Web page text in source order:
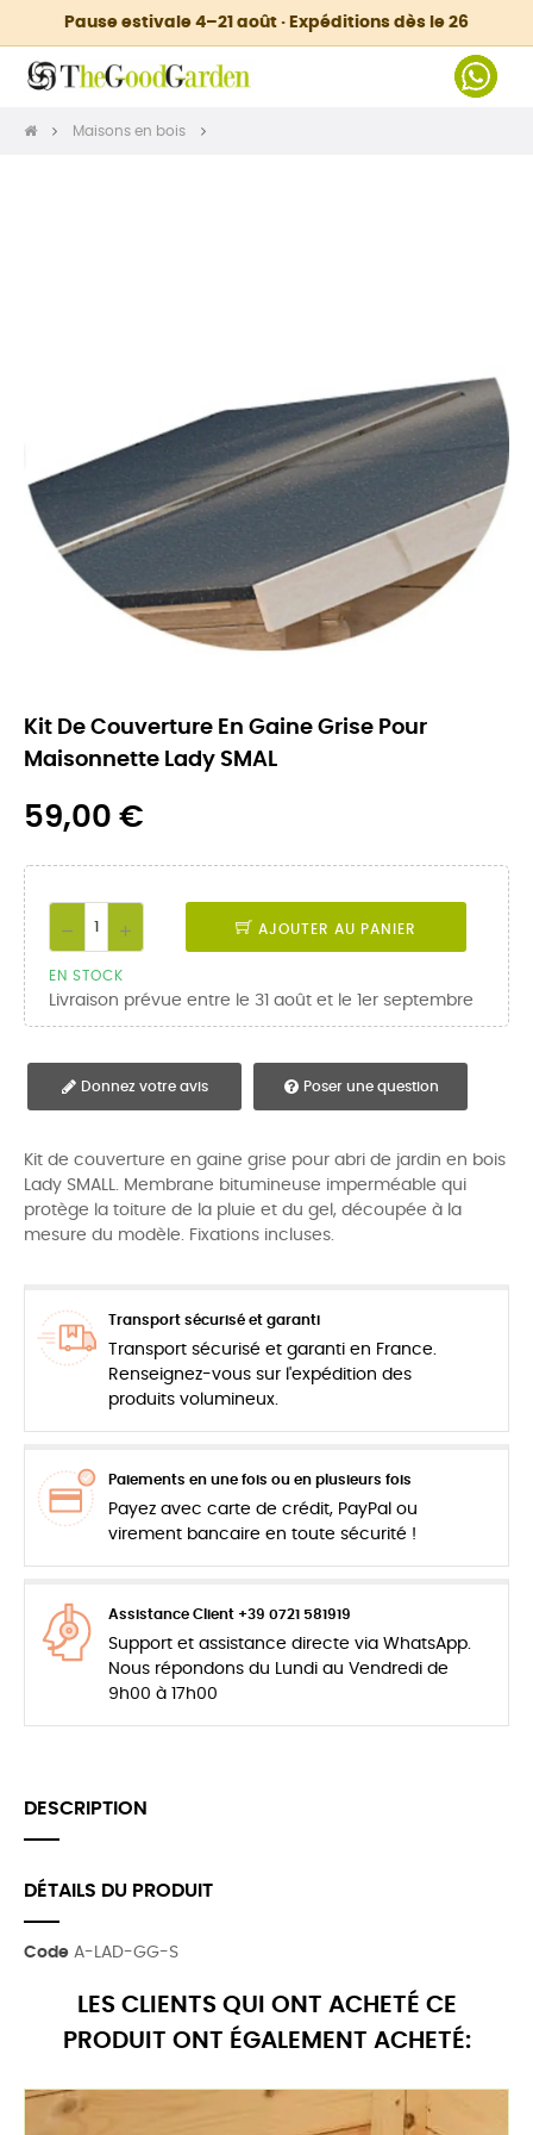
Pause estivale 4–21 août · Expéditions dès le 26
Maisons en bois
Kit De Couverture En Gaine Grise Pour
Maisonnette Lady SMAL
59,00 €
AJOUTER AU PANIER
EN STOCK
Livraison prévue entre le 31 août et le 1er septembre
Donnez votre avis Poser une question
Kit de couverture en gaine grise pour abri de jardin en bois
Lady SMALL. Membrane bitumineuse imperméable qui
protège la toiture de la pluie et du gel, découpée à la
mesure du modèle. Fixations incluses.
Transport sécurisé et garanti
Transport sécurisé et garanti en France.
Renseignez-vous sur l'expédition des
produits volumineux.
Paiements en une fois ou en plusieurs fois
Payez avec carte de crédit, PayPal ou
virement bancaire en toute sécurité !
Assistance Client +39 0721 581919
Support et assistance directe via WhatsApp.
Nous répondons du Lundi au Vendredi de
9h00 à 17h00
DESCRIPTION
DÉTAILS DU PRODUIT
Code A-LAD-GG-S
LES CLIENTS QUI ONT ACHETÉ CE
PRODUIT ONT ÉGALEMENT ACHETÉ: